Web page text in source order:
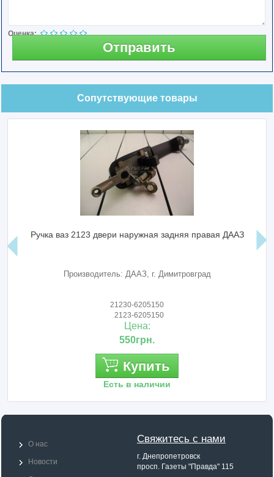
Оценка:
Отправить
Сопутствующие товары
Ручка ваз 2123 двери наружная задняя правая ДААЗ
Производитель: ДААЗ, г. Димитровград
21230-6205150
2123-6205150
Цена:
550грн.
Купить
Есть в наличии
Свяжитесь с нами
г. Днепропетровск
просп. Газеты "Правда" 115
О нас
Новости